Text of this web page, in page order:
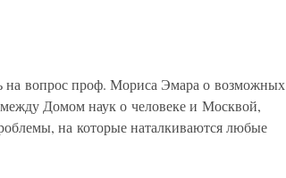
на вопрос проф. Мориса Эмара о возможных
между Домом наук о человеке и Москвой,
на которые наталкиваются любые